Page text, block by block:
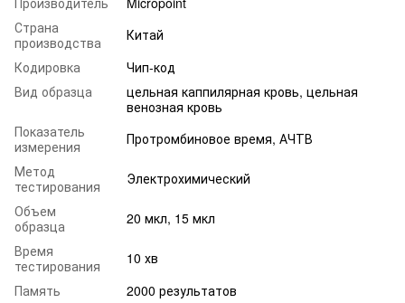
Страна
производства
Китай
Кодировка
Чип-код
Вид образца
цельная каппилярная кровь, цельная
венозная кровь
Показатель
измерения
Протромбиновое время, АЧТВ
Метод
тестирования
Электрохимический
Объем
образца
20 мкл, 15 мкл
Время
тестирования
10 хв
Память
2000 результатов